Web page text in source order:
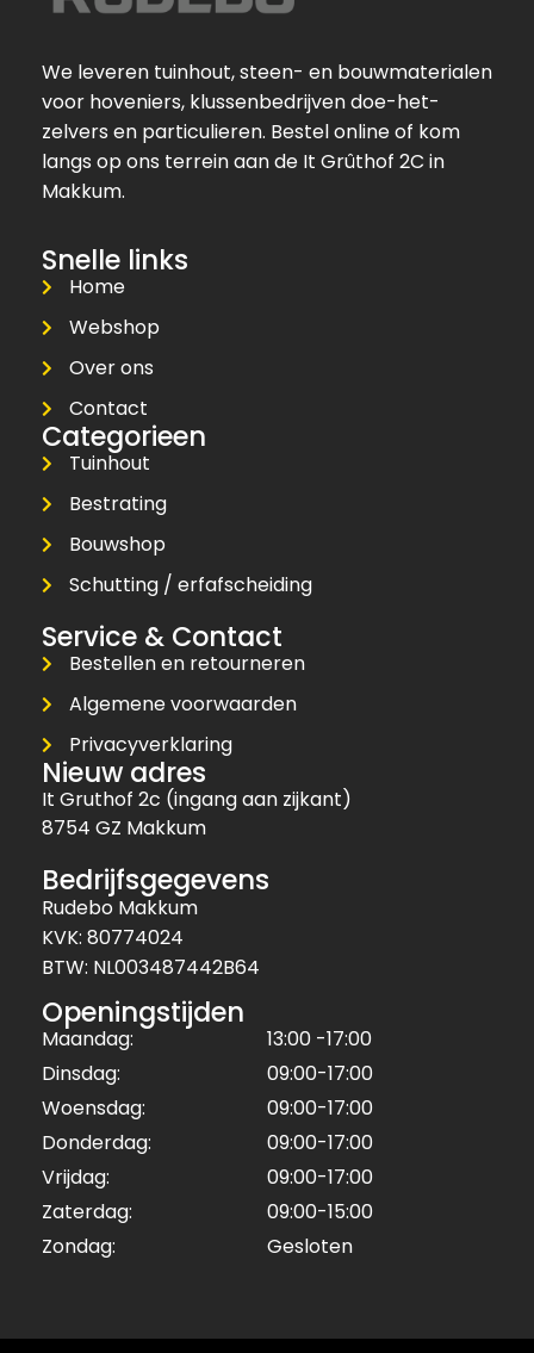
We leveren tuinhout, steen- en bouwmaterialen
voor hoveniers, klussenbedrijven doe-het-
zelvers en particulieren. Bestel online of kom
langs op ons terrein aan de It Grûthof 2C in
Makkum.
Snelle links
Home
Webshop
Over ons
Contact
Categorieen
Tuinhout
Bestrating
Bouwshop
Schutting / erfafscheiding
Service & Contact
Bestellen en retourneren
Algemene voorwaarden
Privacyverklaring
Nieuw adres
It Gruthof 2c (ingang aan zijkant)
8754 GZ Makkum
Bedrijfsgegevens
Rudebo Makkum
KVK: 80774024
BTW: NL003487442B64
Openingstijden
Maandag:
13:00 -17:00
Dinsdag:
09:00-17:00
Woensdag:
09:00-17:00
Donderdag:
09:00-17:00
Vrijdag:
09:00-17:00
Zaterdag:
09:00-15:00
Zondag:
Gesloten